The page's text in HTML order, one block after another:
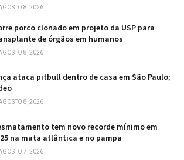
8, 2026
porco clonado em projeto da USP para
de órgãos em humanos
8, 2026
ataca pitbull dentro de casa em São Paulo;
8, 2026
tem novo recorde mínimo em
na mata atlântica e no pampa
7, 2026